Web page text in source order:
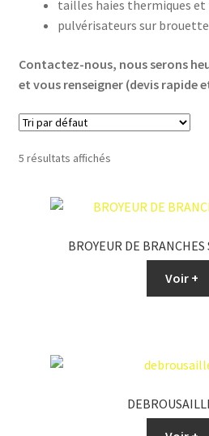
tailles haies thermiques et
pulvérisateurs sur
Contactez-nous, nous serons
et vous renseigner (devis rapide
5 résultats affichés
BROYEUR DE
Voir +